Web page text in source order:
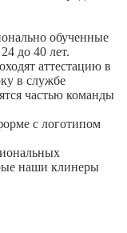
обученные
до 40 лет.
аттестацию в
в службе
частью команды
с логотипом
наши клинеры